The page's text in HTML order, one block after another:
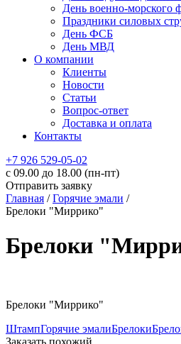
День военно-
Праздники силовых
День ФСБ
День МВД
О компании
Клиенты
Новости
Статьи
Вопрос-ответ
Доставка и оплата
Контакты
+7 926 529-05-02
c 09.00 до 18.00 (пн-пт)
Отправить заявку
Главная /Горячие эмали /
Брелоки "Миррико"
Брелоки
Брелоки "Миррико"
ШтампГорячие эмалиБрелоки
Заказать похожий